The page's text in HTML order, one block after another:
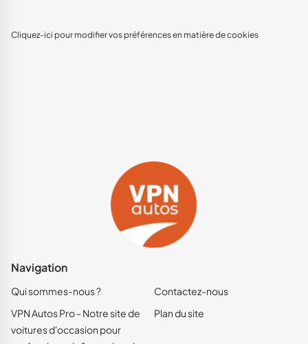
Cliquez-ici pour modifier vos préférences en matière de cookies
Navigation
Qui sommes-nous ?
Contactez-nous
VPN Autos Pro - Notre site de
voitures d'occasion pour
Plan du site